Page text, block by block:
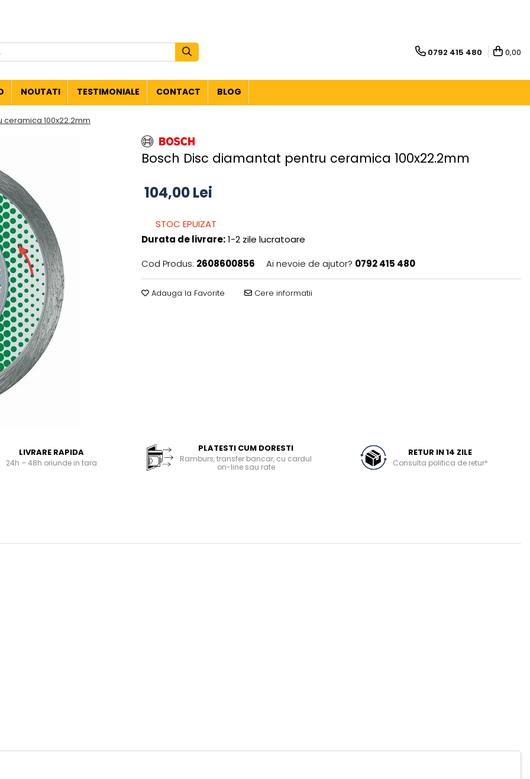
0792 415 480 0,00
NOUTATI TESTIMONIALE CONTACT BLOG
100x22.2mm
Bosch Disc diamantat pentru ceramica 100x22.2mm
104,00 Lei
STOC EPUIZAT
Durata de livrare:1-2 zile lucratoare
Cod Produs: 2608600856 Ai nevoie de ajutor? 0792 415 480
Adauga la Favorite Cere informatii
LIVRARE RAPIDA
24h – 48h oriunde in tara
PLATESTI CUM DORESTI
Ramburs, transfer bancar, cu cardul
on-line sau rate
RETUR IN 14 ZILE
Consulta politica de retur*